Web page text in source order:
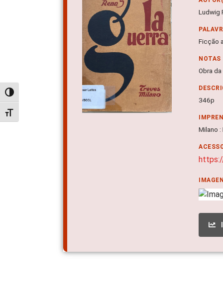
Alternar alto contraste
Alternar tamanho da fonte
Ludwig
Ficção
NOTAS
Obra
346p
Milano